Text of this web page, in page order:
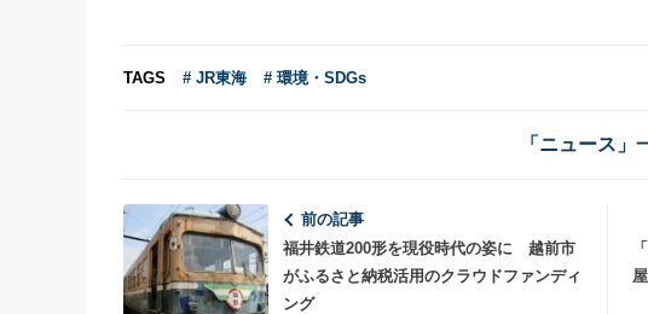
TAGS # JR東海 # 環境・SDGs
「ニュース」
前の記事
福井鉄道200形を現役時代の姿に 越前市
がふるさと納税活用のクラウドファンディ
ング